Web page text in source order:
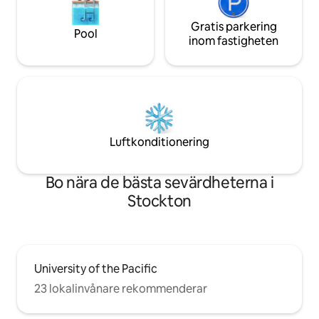
Pool
Gratis parkering
inom fastigheten
Luftkonditionering
Bo nära de bästa sevärdheterna i
Stockton
University of the Pacific
23 lokalinvånare rekommenderar